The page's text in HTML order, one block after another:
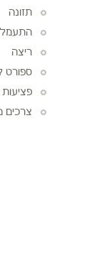
תזונה
ריצה
ספורט
צרכים